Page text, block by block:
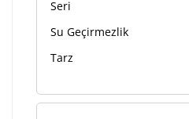
Seri
Su Geçirmezlik
Tarz